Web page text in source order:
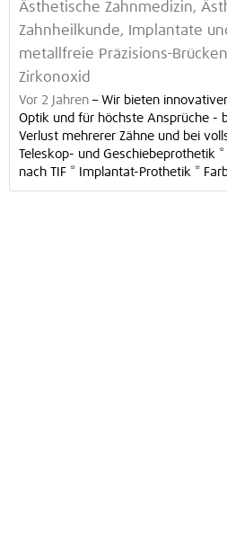
Ästhetische Zahnmedizin,
Zahnheilkunde, Implantate
metallfreie Präzisions-
Zirkonoxid
Vor 2 Jahren – Wir bieten
Optik und für höchste Ansprüche -
Verlust mehrerer Zähne und bei
Teleskop- und Geschiebeprothetik
nach TIF * Implantat-Prothetik *